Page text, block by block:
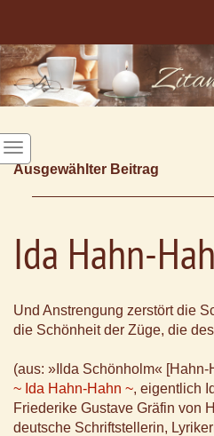
Ausgewählter Beitrag
Ida Hahn-
Und Anstrengung zerstört die
die Schönheit der Züge, die
(aus: »Ilda Schönholm« [Hahn-
~ Ida Hahn-Hahn ~, eigentlich
Friederike Gustave Gräfin von
deutsche Schriftstellerin,